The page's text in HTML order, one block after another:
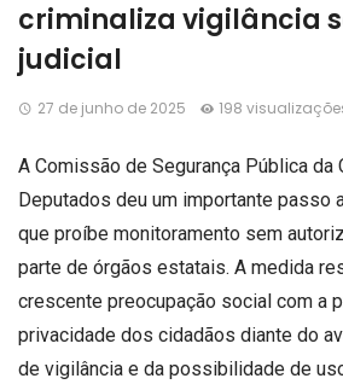
criminaliza vigilância
judicial
27 de junho de 2025 198
A Comissão de Segurança Pública da
Deputados deu um importante passo
que proíbe monitoramento sem
parte de órgãos estatais. A medida
crescente preocupação social com a
privacidade dos cidadãos diante do
de vigilância e da possibilidade de